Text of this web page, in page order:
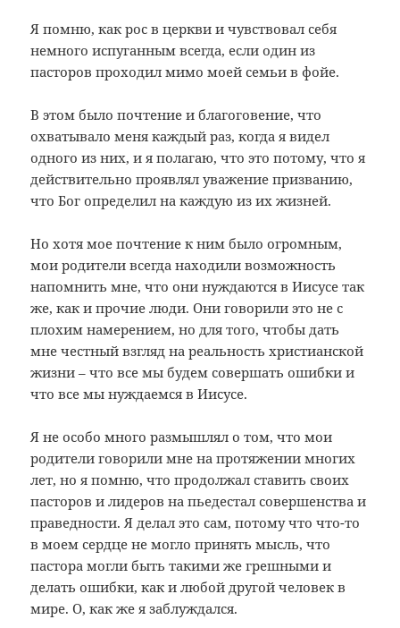
Я помню, как рос в церкви и чувствовал себя
немного испуганным всегда, если один из
пасторов проходил мимо моей семьи в фойе.
В этом было почтение и благоговение, что
охватывало меня каждый раз, когда я видел
одного из них, и я полагаю, что это потому, что я
действительно проявлял уважение призванию,
что Бог определил на каждую из их жизней.
Но хотя мое почтение к ним было огромным,
мои родители всегда находили возможность
напомнить мне, что они нуждаются в Иисусе так
же, как и прочие люди. Они говорили это не с
плохим намерением, но для того, чтобы дать
мне честный взгляд на реальность христианской
жизни – что все мы будем совершать ошибки и
что все мы нуждаемся в Иисусе.
Я не особо много размышлял о том, что мои
родители говорили мне на протяжении многих
лет, но я помню, что продолжал ставить своих
пасторов и лидеров на пьедестал совершенства и
праведности. Я делал это сам, потому что что-то
в моем сердце не могло принять мысль, что
пастора могли быть такими же грешными и
делать ошибки, как и любой другой человек в
мире. О, как же я заблуждался.